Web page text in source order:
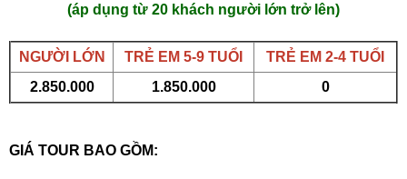
(áp dụng từ 20 khách người lớn trở lên)
NGƯỜI LỚN TRẺ EM 5-9 TUỔI
TRẺ EM 2-4 TUỔI
2.850.000
1.850.000 0
GIÁ TOUR BAO GỒM: